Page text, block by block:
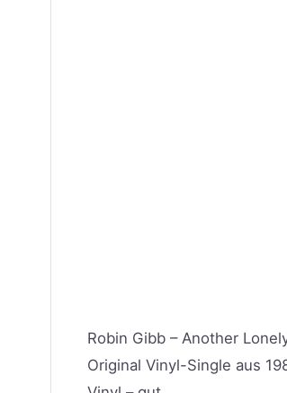
Robin Gibb – Another
Original Vinyl-Single aus